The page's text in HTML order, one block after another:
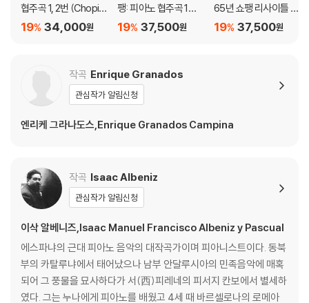
협주곡 1, 2번 (Chopin:
Piano Concertos O
34,000원
19%
팽: 피아노 협주곡 1번,
2번 (Chopin: Piano C
37,500원
19%
65년 쇼팽 리사이틀 녹
음 (Martha Argerich
37,500원
19%
작곡 Enrique Granados
관심작가 알림신청
엔리케 그라나도스,Enrique Granados Campina
작곡 Isaac Albeniz
관심작가 알림신청
이삭 알베니즈,Isaac Manuel Francisco Albeniz y Pascual
에스파냐의 근대 피아노 음악의 대작곡가이며 피아니스트이다. 동북
부의 카탈루냐에서 태어났으나 남부 안달루시아의 민족음악에 매혹
되어 그 풍물을 묘사하다가 서(西)피레네의 피서지 칸보에서 별세하
였다. 그는 누나에게 피아노를 배웠고 4세 때 바르셀로나의 로메아